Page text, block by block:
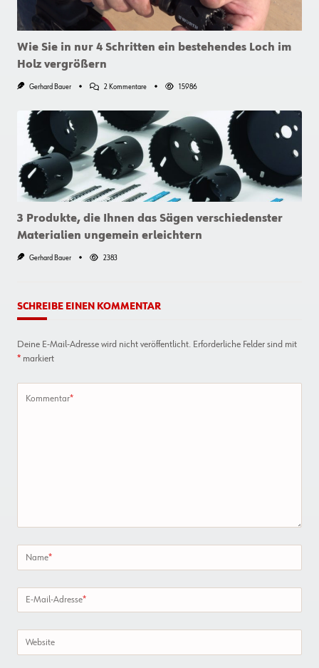
Wie Sie in nur 4 Schritten ein bestehendes Loch im
Holz vergrößern
Gerhard Bauer 2 KommentareZu
In
Nur
4
Schritten
Ein
Bestehendes
Loch
Im
Holz
Vergrößern
15986
3 Produkte, die Ihnen das Sägen verschiedenster
Materialien ungemein erleichtern
Gerhard Bauer 2383
SCHREIBE EINEN KOMMENTAR
Deine E-Mail-Adresse wird nicht veröffentlicht. Erforderliche Felder sind mit
* markiert
Kommentar*
Name*
E-Mail-Adresse*
Website